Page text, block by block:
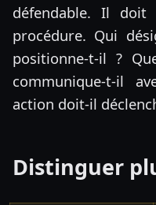
défendable. Il
procédure. Qui
positionne-t-il ?
communique-t-il
action doit-il
Distinguer